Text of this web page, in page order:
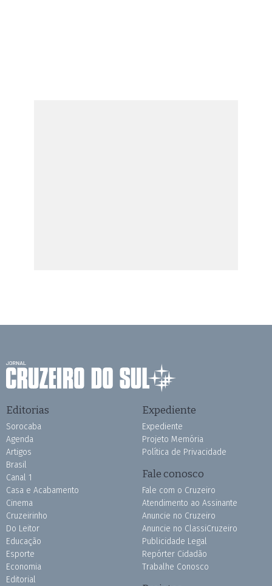
Editorias
Sorocaba
Agenda
Artigos
Brasil
Canal 1
Casa e Acabamento
Cinema
Cruzeirinho
Do Leitor
Educação
Esporte
Economia
Editorial
Expediente
Expediente
Projeto Memória
Política de Privacidade
Fale conosco
Fale com o Cruzeiro
Atendimento ao Assinante
Anuncie no Cruzeiro
Anuncie no ClassiCruzeiro
Publicidade Legal
Repórter Cidadão
Trabalhe Conosco